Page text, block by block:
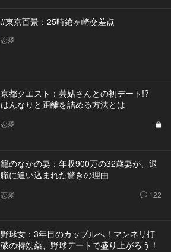
#東京百景：25時鎗ヶ崎交差点
恋愛
京都クエスト：芸姑さんとの初デート!?
はんなりと距離を詰める方法とは
恋愛
籠のなかの妻：年収900万の32歳妻が、退
職に追い込まれた驚きの理由
恋愛 122
野球女：3年目のカップルへ！マンネリ打
破の特効薬、野球デートで盛り上がろう！